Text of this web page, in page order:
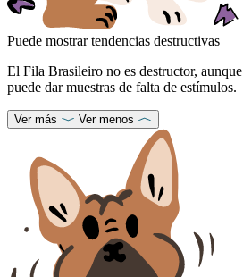
Puede mostrar tendencias destructivas
El Fila Brasileiro no es destructor, aunque
puede dar muestras de falta de estímulos.
Ver más Ver menos